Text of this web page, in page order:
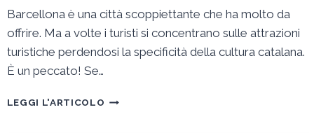
Barcellona è una città scoppiettante che ha molto da
offrire. Ma a volte i turisti si concentrano sulle attrazioni
turistiche perdendosi la specificità della cultura catalana.
È un peccato! Se…
LEGGI L'ARTICOLO